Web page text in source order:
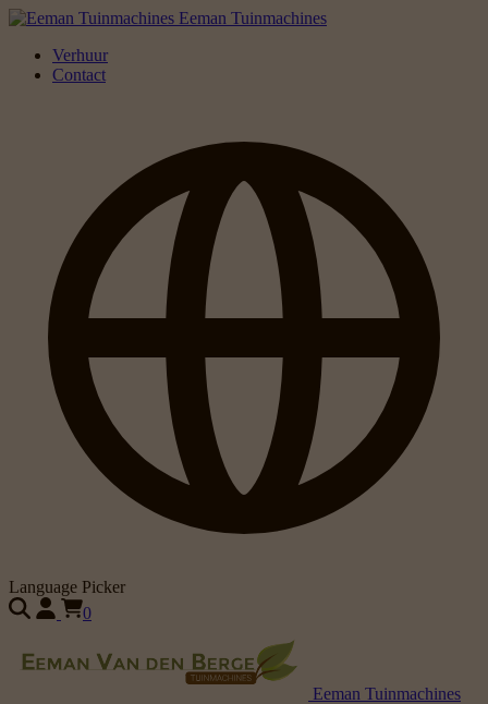
Eeman Tuinmachines
Verhuur
Contact
Language Picker
0
Eeman Tuinmachines